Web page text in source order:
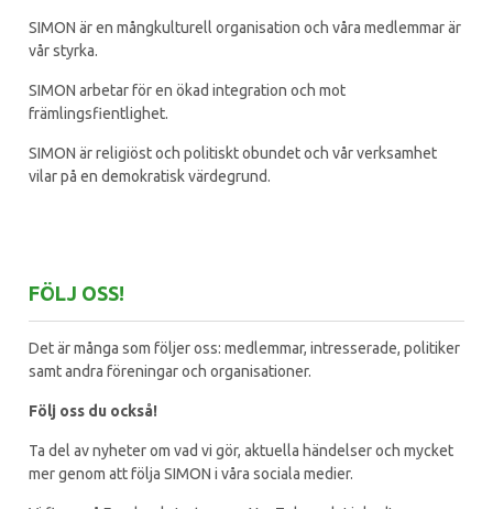
SIMON är en mångkulturell organisation och våra medlemmar är
vår styrka.
SIMON arbetar för en ökad integration och mot
främlingsfientlighet.
SIMON är religiöst och politiskt obundet och vår verksamhet
vilar på en demokratisk värdegrund.
FÖLJ OSS!
Det är många som följer oss: medlemmar, intresserade, politiker
samt andra föreningar och organisationer.
Följ oss du också!
Ta del av nyheter om vad vi gör, aktuella händelser och mycket
mer genom att följa SIMON i våra sociala medier.